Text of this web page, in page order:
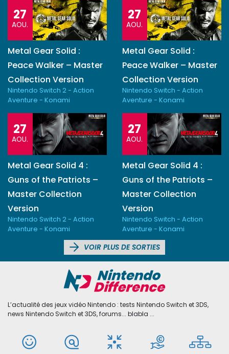
27
AOU.
Metal Gear Solid :
Peace Walker – Master
Collection Version
Nintendo Switch 2 - Action
Aventure - Konami
27
AOU.
Metal Gear Solid :
Peace Walker – Master
Collection Version
Nintendo Switch - Action
Aventure - Konami
27
AOU.
Metal Gear Solid 4 :
Guns of the Patriots –
Master Collection
Version
Nintendo Switch 2 - Action
Aventure - Konami
27
AOU.
Metal Gear Solid 4 :
Guns of the Patriots –
Master Collection
Version
Nintendo Switch - Action
Aventure - Konami
VOIR PLUS DE SORTIES
L’actualité des jeux vidéo Nintendo : tests Nintendo Switch et 3DS,
news Nintendo Switch et 3DS, forums... blabla ...